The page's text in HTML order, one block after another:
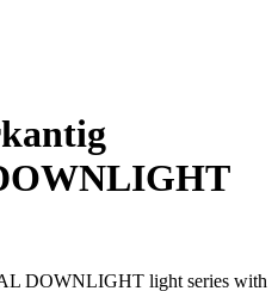
DOWNLIGHT light series with